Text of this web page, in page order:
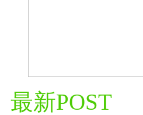
最新POST